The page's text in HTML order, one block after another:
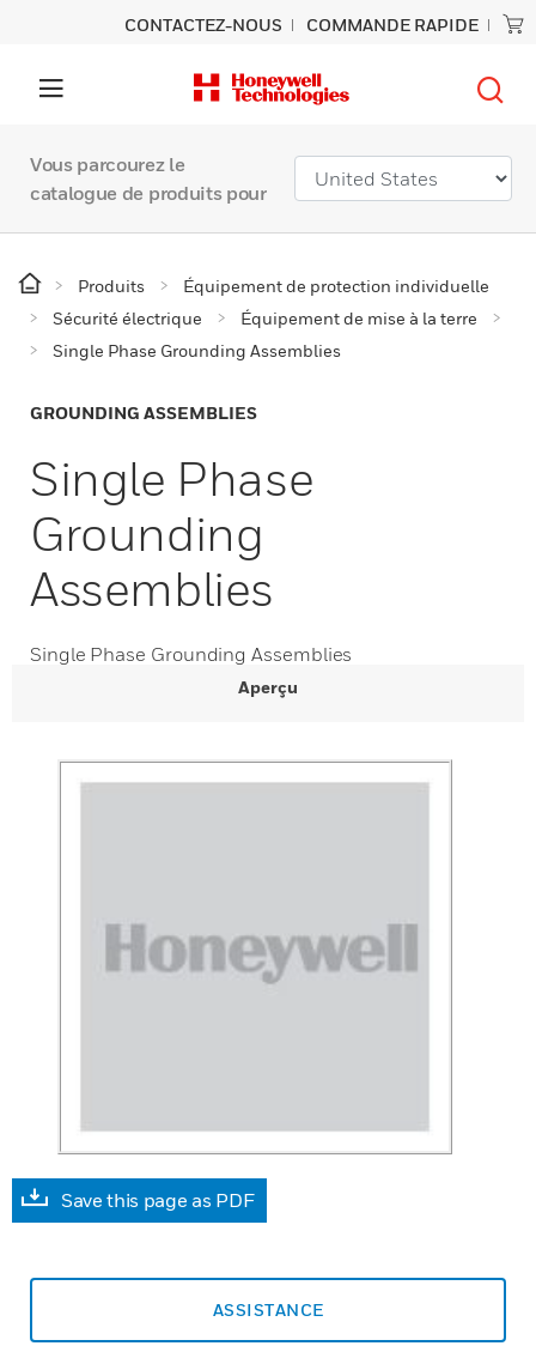
CONTACTEZ-NOUS COMMANDE RAPIDE
Vous parcourez le
catalogue de produits pour
Produits
Équipement de protection individuelle
Sécurité électrique
Équipement de mise à la terre
Single Phase Grounding Assemblies
GROUNDING ASSEMBLIES
Single Phase
Grounding
Assemblies
Single Phase Grounding Assemblies
Aperçu
Save this page as PDF
ASSISTANCE